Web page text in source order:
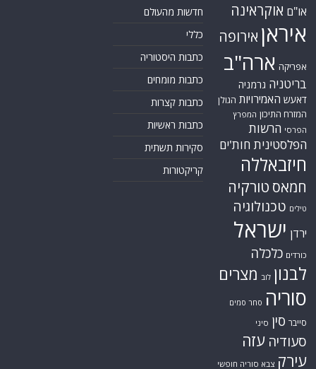
או"ם אוקראינה
איראן אירופה
אפריקה ארה"ב
בריטניה גרמניה
דאעש האמירויות הגולן
המזרח התיכון המפרץ
הפרסי הרשות
הפלסטינית חות'ים
חיזבאללה
חמאס טורקיה
טילים טכנולוגיה
ירדן ישראל
כורדים כלכלה
לבנון לוב מצרים
סוריה סחר סמים
סייבר סין סיני
סעודיה עזה
עירק צבא סוריה חופשי
חדשות מהעולם
כללי
כתבות היסטוריה
כתבות מומחים
כתבות קצרות
כתבות ראשיות
סקירות תשתית
קריקטורות